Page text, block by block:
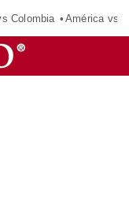
Colombia América vs